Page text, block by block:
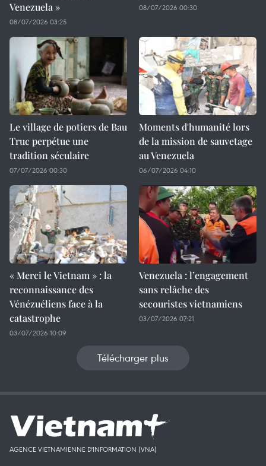
Venezuela »
08/07/2026 03:25
08/07/2026 00:30
Le village de potiers de Bau
Truc perpétue une
tradition séculaire
07/07/2026 00:30
Moments d'humanité lors
de la mission de sauvetage
au Venezuela
06/07/2026 04:10
« Merci le Vietnam » : la
reconnaissance des
Vénézuéliens face à la
catastrophe
03/07/2026 10:09
Venezuela : l’engagement
sans relâche des
secouristes vietnamiens
03/07/2026 07:21
Télécharger plus
AGENCE VIETNAMIENNE D'INFORMATION (VNA)